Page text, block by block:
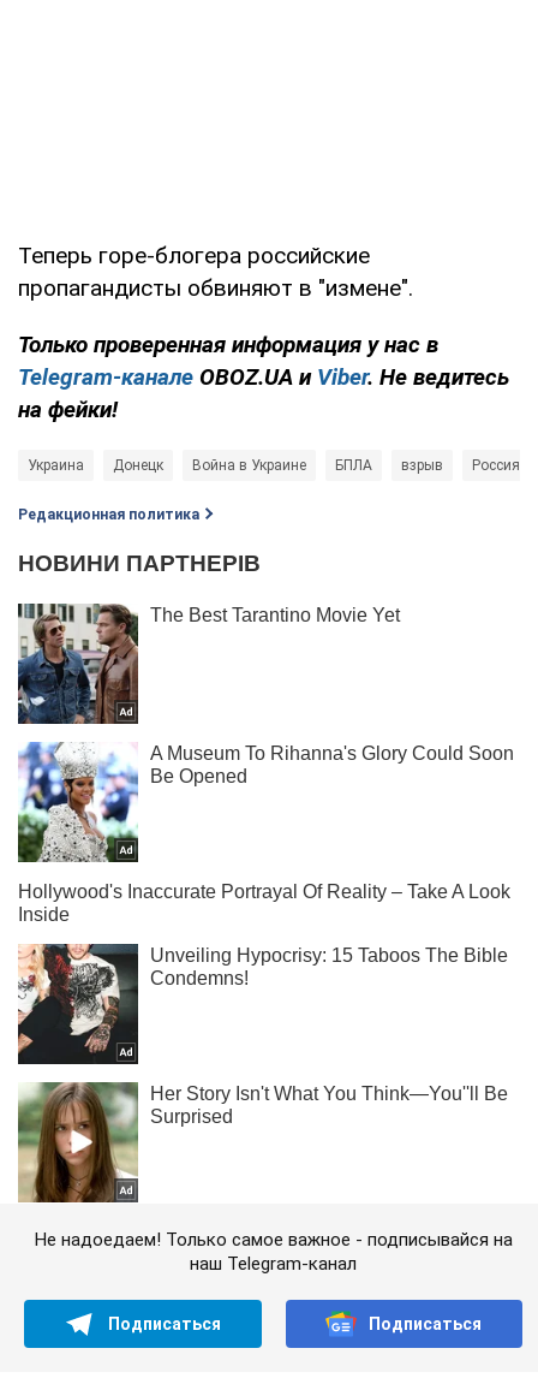
Теперь горе-блогера российские
пропагандисты обвиняют в "измене".
Только проверенная информация у нас в
Telegram-канале OBOZ.UA и Viber. Не ведитесь
на фейки!
Украина Донецк Война в Украине БПЛА взрыв Россия -
Редакционная политика
Не надоедаем! Только самое важное - подписывайся на
наш Telegram-канал
Подписаться Подписаться